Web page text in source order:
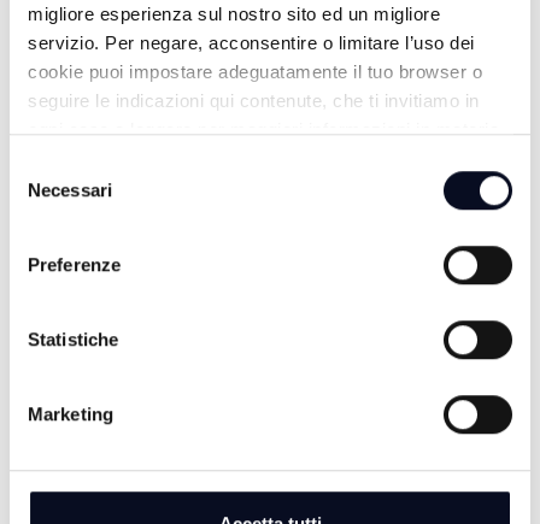
migliore esperienza sul nostro sito ed un migliore
servizio. Per negare, acconsentire o limitare l’uso dei
cookie puoi impostare adeguatamente il tuo browser o
seguire le indicazioni qui contenute, che ti invitiamo in
ogni caso a leggere per maggiori informazioni in materia
delNecessari
Preferenze
Statistiche
Marketing